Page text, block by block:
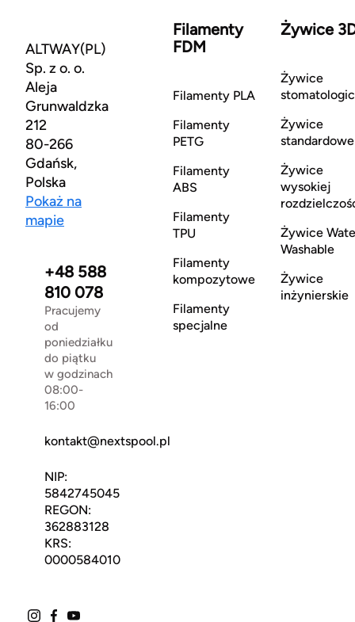
ALTWAY(PL)
Sp. z o. o.
Aleja
Grunwaldzka
212
80-266
Gdańsk,
Polska
Pokaż na
mapie
+48 588
810 078
Pracujemy
od
poniedziałku
do piątku
w godzinach
08:00-
16:00
kontakt@nextspool.pl
NIP:
5842745045
REGON:
362883128
KRS:
0000584010
Filamenty
FDM
Filamenty PLA
Filamenty
PETG
Filamenty
ABS
Filamenty
TPU
Filamenty
kompozytowe
Filamenty
specjalne
Żywice
Żywice
Żywice
standardowe
Żywice
wysokiej
Żywice
Washable
Żywice
inżynierskie